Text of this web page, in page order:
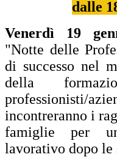
dalle
Venerdì 19
"Notte delle
di successo nel
della
professionisti/
incontreranno i
famiglie per
lavorativo dopo le